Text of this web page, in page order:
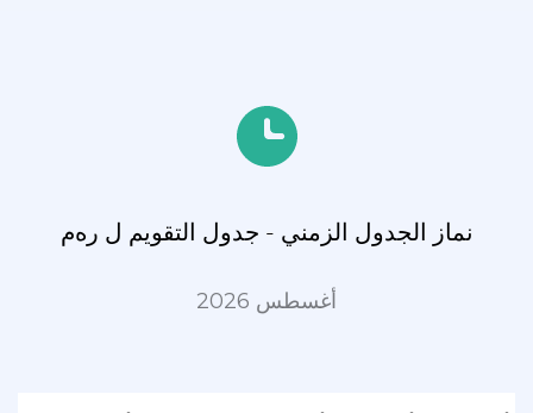
نماز الجدول الزمني - جدول التقويم ل رەم
أغسطس 2026